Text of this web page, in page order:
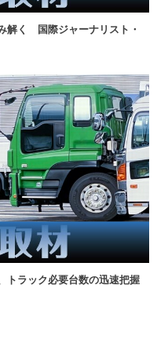
解く 国際ジャーナリスト・
トラック必要台数の迅速把握